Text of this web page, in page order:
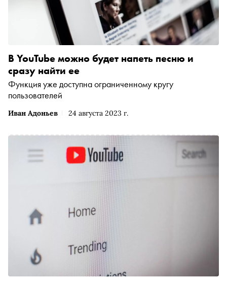
Иван Адоньев 24 августа 2023 г.
В YouTube можно будет напеть песню и
сразу найти ее
Функция уже доступна ограниченному кругу
пользователей